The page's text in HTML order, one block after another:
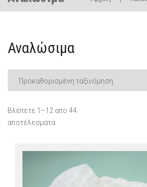
Αναλώσιμα
Βλέπετε 1–12 απο 44
αποτέλεσματα